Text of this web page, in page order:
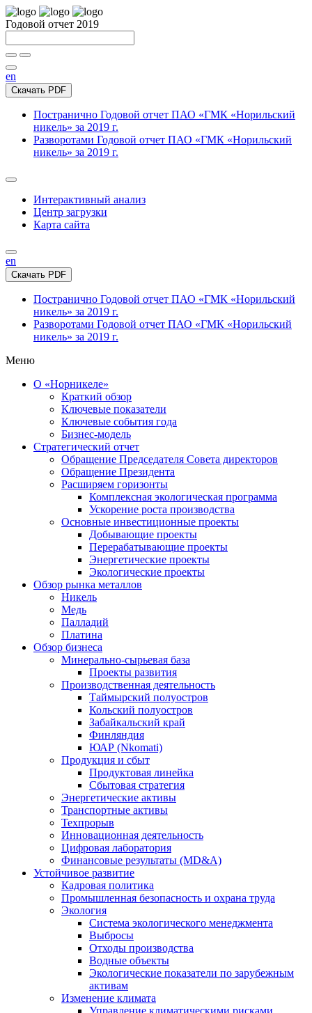
Годовой отчет 2019
en
Скачать PDF
Постранично Годовой отчет ПАО «ГМК «Норильский
никель» за 2019 г.
Разворотами Годовой отчет ПАО «ГМК «Норильский
никель» за 2019 г.
Интерактивный анализ
Центр загрузки
Карта сайта
en
Скачать PDF
Постранично Годовой отчет ПАО «ГМК «Норильский
никель» за 2019 г.
Разворотами Годовой отчет ПАО «ГМК «Норильский
никель» за 2019 г.
Меню
О «Норникеле»
Краткий обзор
Ключевые показатели
Ключевые события года
Бизнес-модель
Стратегический отчет
Обращение Председателя Совета директоров
Обращение Президента
Расширяем горизонты
Комплексная экологическая программа
Ускорение роста производства
Основные инвестиционные проекты
Добывающие проекты
Перерабатывающие проекты
Энергетические проекты
Экологические проекты
Обзор рынка металлов
Никель
Медь
Палладий
Платина
Обзор бизнеса
Минерально-сырьевая база
Проекты развития
Производственная деятельность
Таймырский полуостров
Кольский полуостров
Забайкальский край
Финляндия
ЮАР (Nkomati)
Продукция и сбыт
Продуктовая линейка
Сбытовая стратегия
Энергетические активы
Транспортные активы
Техпрорыв
Инновационная деятельность
Цифровая лаборатория
Финансовые результаты (MD&A)
Устойчивое развитие
Кадровая политика
Промышленная безопасность и охрана труда
Экология
Система экологического менеджмента
Выбросы
Отходы производства
Водные объекты
Экологические показатели по зарубежным
активам
Изменение климата
Управление климатическими рисками